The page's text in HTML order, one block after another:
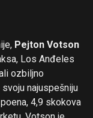
Pejton Votson
Los Anđeles
ozbiljno
najuspešniju
4,9 skokova